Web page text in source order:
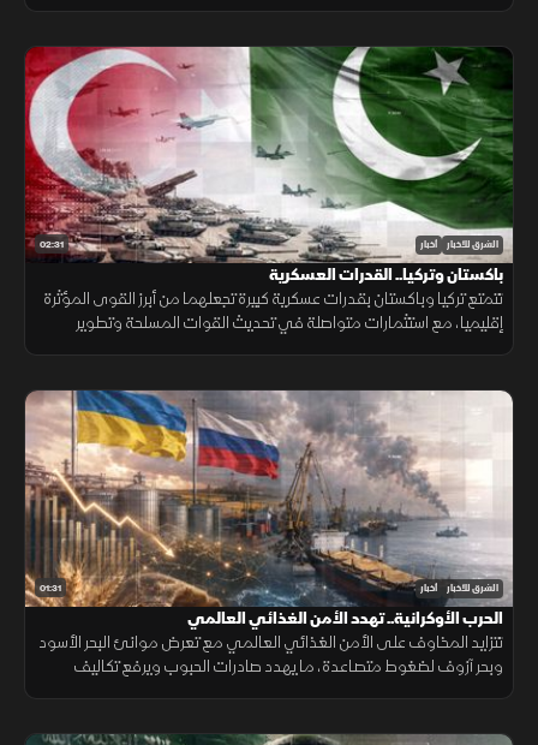
02:31 الشرق للأخبار أخبار
باكستان وتركيا.. القدرات العسكرية
تتمتع تركيا وباكستان بقدرات عسكرية كبيرة تجعلهما من أبرز القوى المؤثرة
إقليميا، مع استثمارات متواصلة في تحديث القوات المسلحة وتطوير
01:31 الشرق للأخبار أخبار
الحرب الأوكرانية.. تهدد الأمن الغذائي العالمي
تتزايد المخاوف على الأمن الغذائي العالمي مع تعرض موانئ البحر الأسود
وبحر آزوف لضغوط متصاعدة، ما يهدد صادرات الحبوب ويرفع تكاليف